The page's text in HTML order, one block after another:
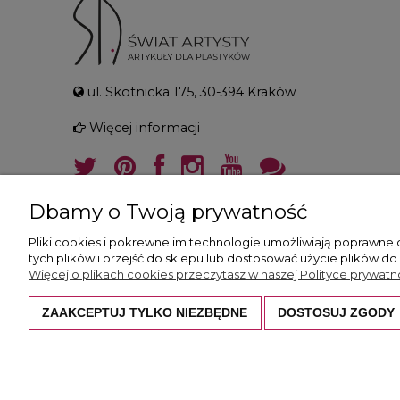
ul. Skotnicka 175, 30-394 Kraków
Więcej informacji
Wszystkie prezentowane zdjęcia i opisy
Dbamy o Twoją prywatność
Pliki cookies i pokrewne im technologie umożliwiają poprawne
tych plików i przejść do sklepu lub dostosować użycie plików
Więcej o plikach cookies przeczytasz w naszej Polityce
ZAAKCEPTUJ TYLKO NIEZBĘDNE DOSTOSUJ ZGODY